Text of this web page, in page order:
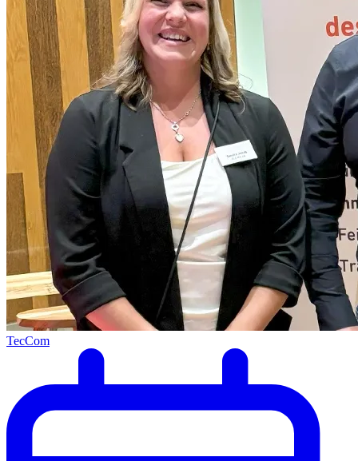
TecCom